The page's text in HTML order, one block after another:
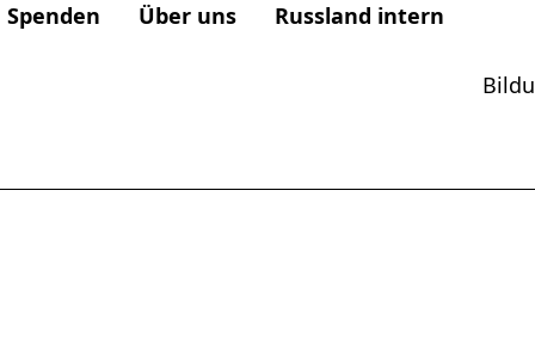
Spenden Über uns Russland intern